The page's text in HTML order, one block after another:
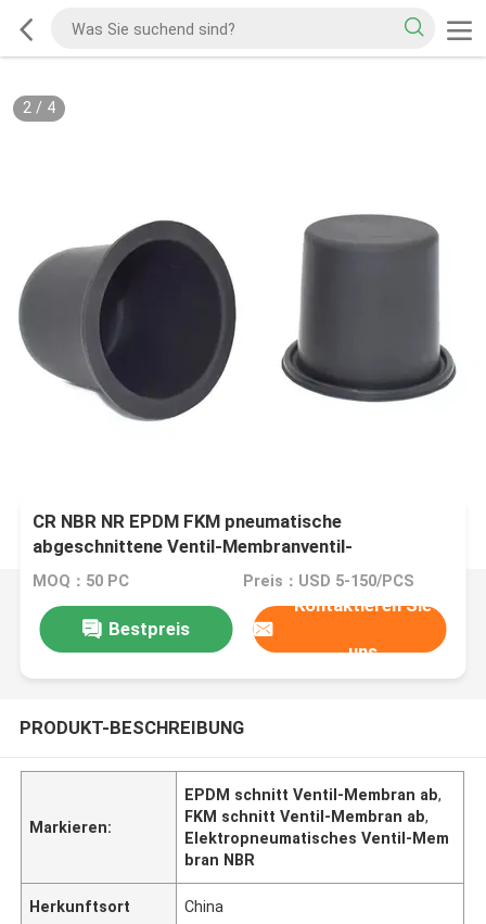
2/ 4
CR NBR NR EPDM FKM pneumatische
abgeschnittene Ventil-Membranventil-
Gummimembran
MOQ：50 PC Preis：USD 5-150/PCS
Bestpreis
Kontaktieren Sie
uns
PRODUKT-BESCHREIBUNG
Markieren:
EPDM schnitt Ventil-Membran ab,
FKM schnitt Ventil-Membran ab,
Elektropneumatisches Ventil-Mem
bran NBR
Herkunftsort China